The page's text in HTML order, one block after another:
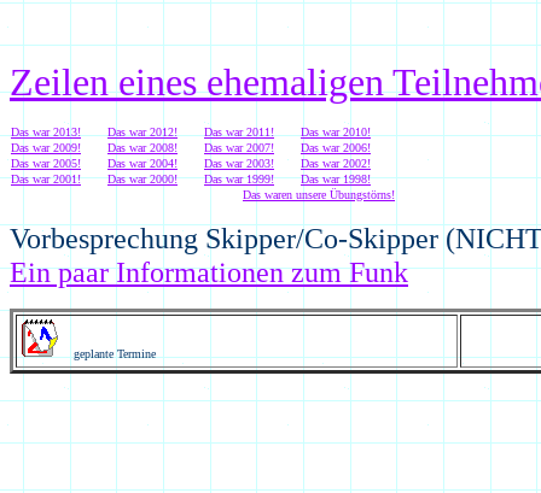
Zeilen eines ehemaligen
Das war 2013! Das war 2012! Das war 2011!
Das war 2010!
Das war 2009!
Das war 2008! Das war 2007!
Das war 2006!
Das war 2005!
Das war 2004! Das war 2003!
Das war 2002!
Das war 2001!
Das war 2000! Das war 1999!
Das war 1998!
Das waren unsere Übungstörns!
Vorbesprechung Skipper/Co-Skipper
Ein paar Informationen zum Funk
geplante Termine